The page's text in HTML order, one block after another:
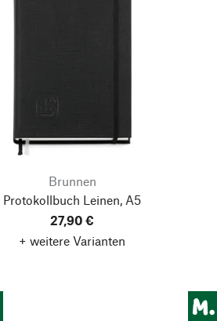
Brunnen
Protokollbuch Leinen, A5
27,90 €
+ weitere Varianten